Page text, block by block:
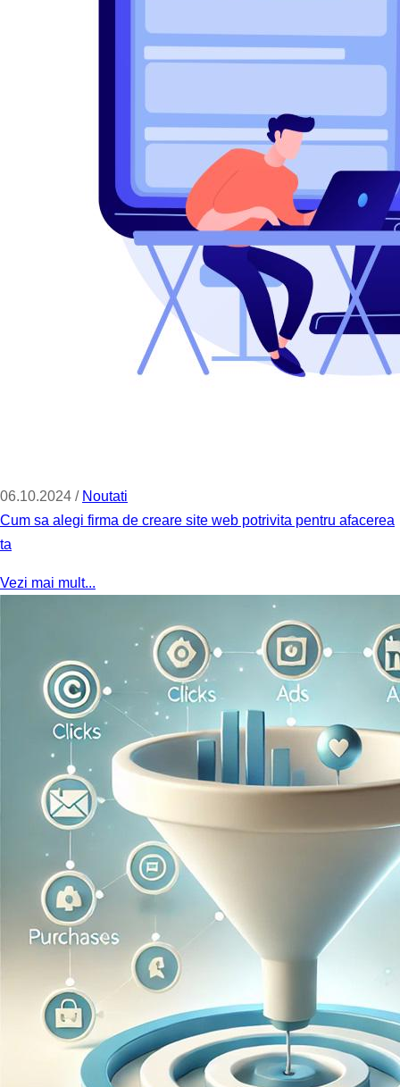
06.10.2024 / Noutati
Cum sa alegi firma de creare site web potrivita pentru afacerea
ta
Vezi mai mult...